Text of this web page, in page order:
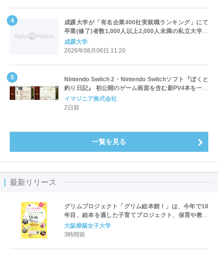
成蹊大学が「有名企業400社実就職ランキング」にて
卒業(修了)者数1,000人以上2,000人未満の私立大学で
全国第1位を獲得！～実就職率は26.5%（前年比＋
4.3pt）に伸長、東京の私立大学でも10位にランクイン
成蹊大学
2026年08月06日 11:20
Nintendo Switch 2・Nintendo Switchソフト『ぼくと
釣り日記』 初公開のゲーム画面を含む新PV4本を一挙
公開！
イマジニア株式会社
2日前
一覧を見る
最新リリース
グリムプロジェクト「グリム絵本館！」は、今年で18
年目、絵本を通した子育てプロジェクト、保育や教育
を学ぶ学生が企画･運営「グリム絵本館がやってき
た！」を開催
大阪樟蔭女子大学
3時間前